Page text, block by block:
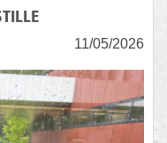
11/05/2026